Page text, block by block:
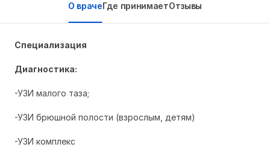
О врачеГде принимаетОтзывы
Специализация
Диагностика:
-УЗИ малого таза;
-УЗИ брюшной полости (взрослым, детям)
-УЗИ комплекс